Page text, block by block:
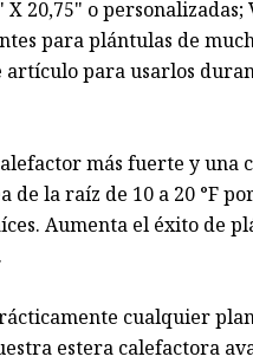
20,75" o personalizadas;
para plántulas de
artículo para usarlos
más fuerte y una
la raíz de 10 a 20 °F
Aumenta el éxito de
cualquier
estera calefactora